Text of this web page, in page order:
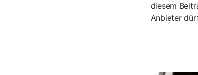
diesem
Anbieter